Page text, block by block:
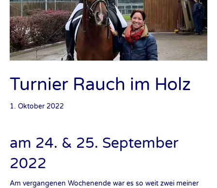
Turnier Rauch im Holz
1. Oktober 2022
am 24. & 25. September
2022
Am vergangenen Wochenende war es so weit zwei meiner